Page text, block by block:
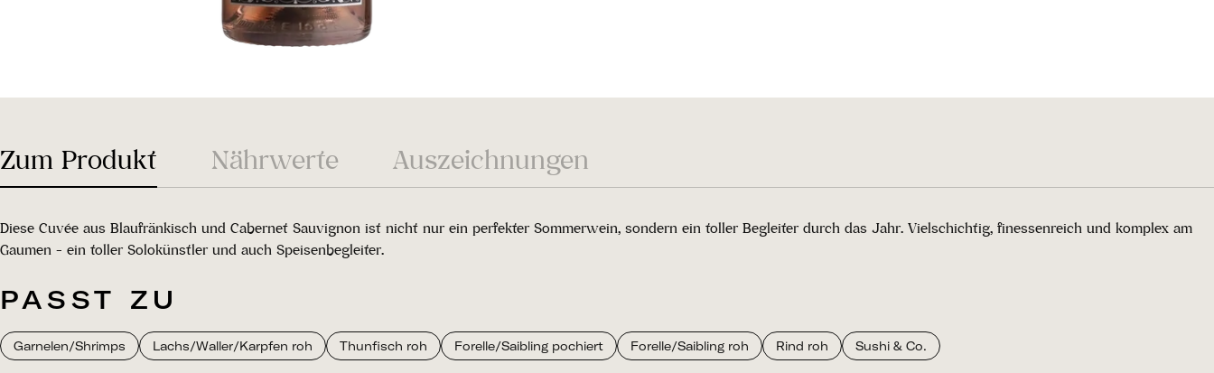
Zum Produkt Nährwerte Auszeichnungen
Diese Cuvée aus Blaufränkisch und Cabernet Sauvignon ist nicht nur ein perfekter Sommerwein, sondern ein toller Begleiter durch das Jahr. Vielschichtig, finessenreich und komplex am
Gaumen - ein toller Solokünstler und auch Speisenbegleiter.
PASST ZU
Garnelen/Shrimps Lachs/Waller/Karpfen roh Thunfisch roh Forelle/Saibling pochiert Forelle/Saibling roh Rind roh Sushi & Co.